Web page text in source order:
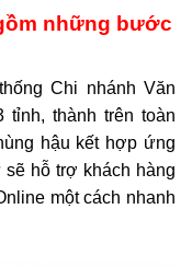
những bước
Chi nhánh Văn
tỉnh, thành trên toàn
hậu kết hợp ứng
hỗ trợ khách hàng
một cách nhanh